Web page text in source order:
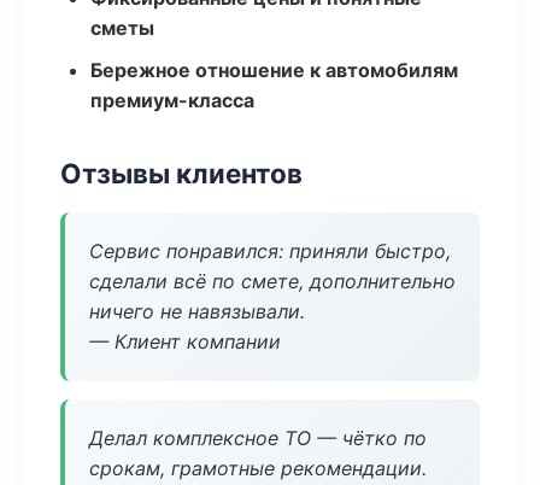
сметы
Бережное отношение к автомобилям
премиум-класса
Отзывы клиентов
Сервис понравился: приняли быстро,
сделали всё по смете, дополнительно
ничего не навязывали.
— Клиент компании
Делал комплексное ТО — чётко по
срокам, грамотные рекомендации.